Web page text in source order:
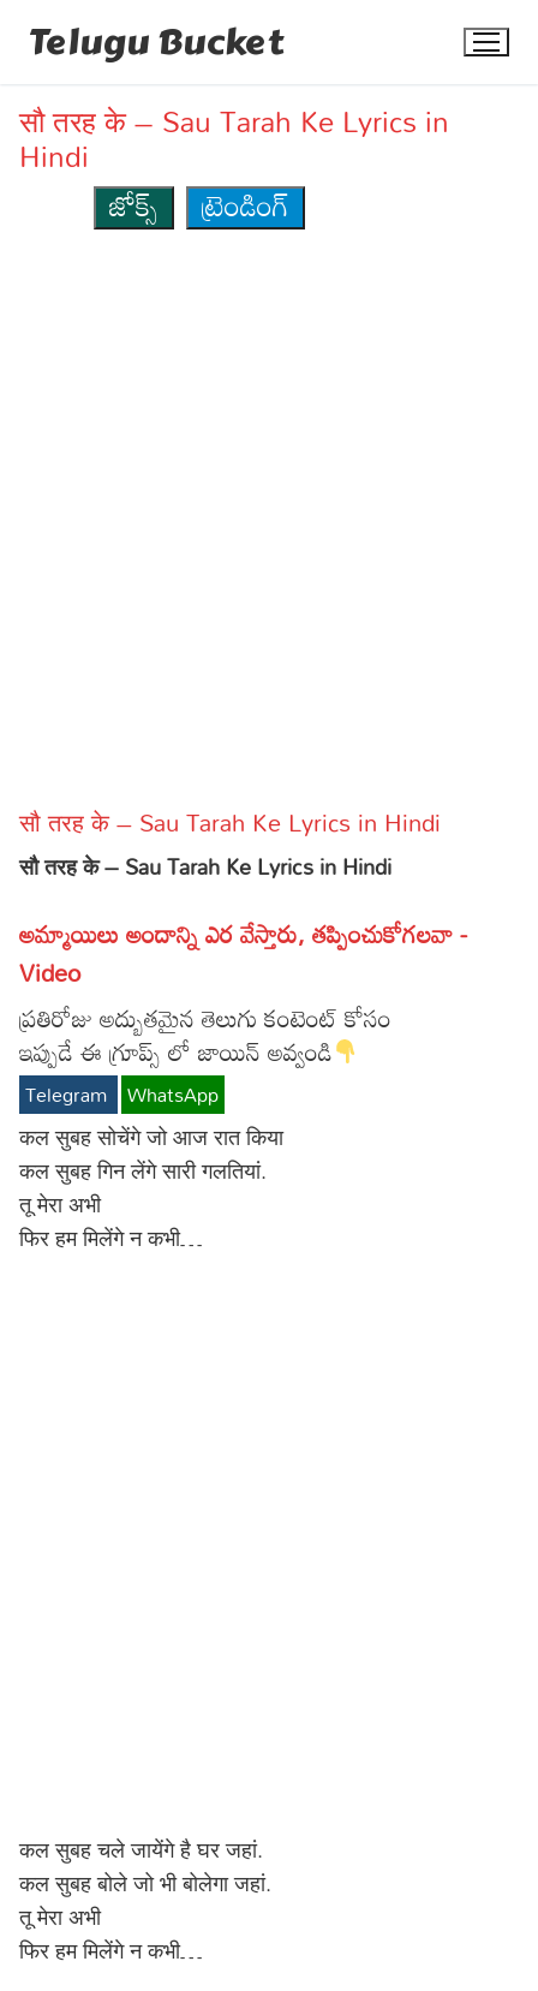
Telugu Bucket
Articles
Devotional
Christianity
Hinduism
Hindi
Lyrics in Hindi – Devotional Songs
Lyrics in Hindi – Movie Songs
Tamil
Lyrics in Tamil – Devotional Songs
Lyrics in Tamil – Movie Songs
Kannada
Lyrics in Kannada – Movie Songs
सौ तरह के – Sau Tarah Ke Lyrics in
Hindi
జోక్స్
ట్రెండింగ్
सौ तरह के – Sau Tarah Ke Lyrics in Hindi
सौ तरह के – Sau Tarah Ke Lyrics in Hindi
అమ్మాయిలు అందాన్ని ఎర వేస్తారు, తప్పించుకోగలవా -
Video
ప్రతిరోజు అద్బుతమైన తెలుగు కంటెంట్ కోసం
ఇప్పుడే ఈ గ్రూప్స్ లో జాయిన్ అవ్వండి
Telegram WhatsApp
कल सुबह सोचेंगे जो आज रात किया
कल सुबह गिन लेंगे सारी गलतियां.
तू मेरा अभी
फिर हम मिलेंगे न कभी…
कल सुबह चले जायेंगे है घर जहां.
कल सुबह बोले जो भी बोलेगा जहां.
तू मेरा अभी
फिर हम मिलेंगे न कभी…